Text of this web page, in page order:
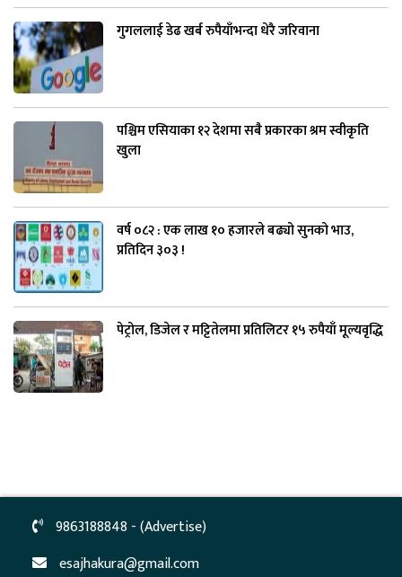
गुगललाई डेढ खर्ब रुपैयाँभन्दा धेरै जरिवाना
पश्चिम एसियाका १२ देशमा सबै प्रकारका श्रम स्वीकृति
खुला
वर्ष ०८२ : एक लाख १० हजारले बढ्यो सुनको भाउ,
प्रतिदिन ३०३ !
पेट्रोल, डिजेल र मट्टितेलमा प्रतिलिटर १५ रुपैयाँ मूल्यवृद्धि
9863188848 - (Advertise)
esajhakura@gmail.com